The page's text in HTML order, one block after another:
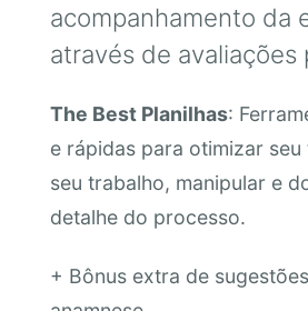
acompanhamento da
através de avaliações
The Best Planilhas:
e rápidas para otimizar
seu trabalho, manipular e
detalhe do processo.
+ Bônus extra de